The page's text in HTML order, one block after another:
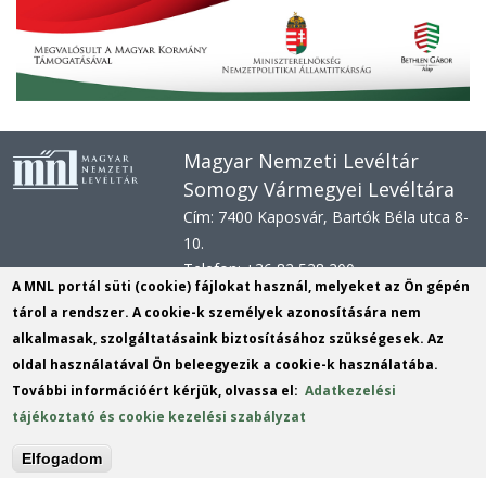
Magyar Nemzeti Levéltár
Somogy Vármegyei Levéltára
Cím: 7400 Kaposvár, Bartók Béla utca 8-
10.
Telefon: +36 82 528 200
E-mail: svl@mnl.gov.hu
Honlap: www.mnl.gov.hu/sml
Hivatali kapu azonosító: MNLSML
KRID:161313779
KÉR azonosító:MNLSML
A MNL portál süti (cookie) fájlokat használ, melyeket az Ön gépén
tárol a rendszer. A cookie-k személyek azonosítására nem
alkalmasak, szolgáltatásaink biztosításához szükségesek. Az
oldal használatával Ön beleegyezik a cookie-k használatába.
További információért kérjük, olvassa el:Adatkezelési
tájékoztató és cookie kezelési szabályzat
Elfogadom